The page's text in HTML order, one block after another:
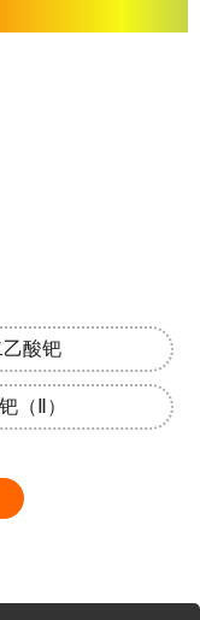
乙酸钯
（Ⅱ）